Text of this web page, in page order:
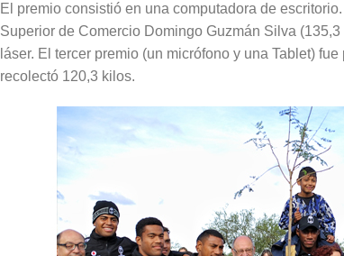
El premio consistió en una computadora de
Superior de Comercio Domingo Guzmán Silva
láser. El tercer premio (un micrófono y una Tablet)
recolectó 120,3 kilos.